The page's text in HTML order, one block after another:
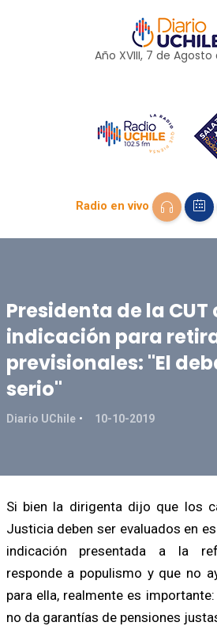
Año XVIII, 7 de Agosto
Radio en vivo
Presidenta de la
indicación para
previsionales: "El
serio"
Diario UChile 10-10-2019
Si bien la dirigenta dijo que los
Justicia deben ser evaluados en
indicación presentada a la
responde a populismo y que no
para ella, realmente es
no da garantías de pensiones